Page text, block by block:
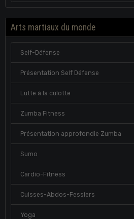
Arts martiaux du monde
Self-Défense
Présentation Self Défense
Lutte à la culotte
Zumba Fitness
Présentation approfondie Zumba
Sumo
Cardio-Fitness
Cuisses-Abdos-Fessiers
Yoga